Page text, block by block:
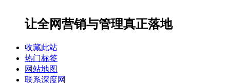
让全网营销与管理真正落地
收藏此站
热门标签
网站地图
联系深度网